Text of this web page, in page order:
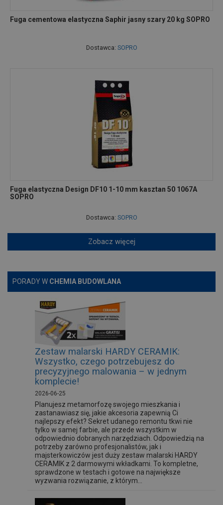
Fuga cementowa elastyczna Saphir jasny szary 20 kg SOPRO
Dostawca: SOPRO
Fuga elastyczna Design DF10 1-10 mm kasztan 50 1067A
SOPRO
Dostawca: SOPRO
Zobacz więcej
PORADY W CHEMIA BUDOWLANA
Zestaw malarski HARDY CERAMIK:
Wszystko, czego potrzebujesz do
precyzyjnego malowania – w jednym
komplecie!
2026-06-25
Planujesz metamorfozę swojego mieszkania i
zastanawiasz się, jakie akcesoria zapewnią Ci
najlepszy efekt? Sekret udanego remontu tkwi nie
tylko w samej farbie, ale przede wszystkim w
odpowiednio dobranych narzędziach. Odpowiedzią na
potrzeby zarówno profesjonalistów, jak i
majsterkowiczów jest duży zestaw malarski HARDY
CERAMIK z 2 darmowymi wkładkami. To kompletne,
sprawdzone w testach i gotowe na największe
wyzwania rozwiązanie, z którym...